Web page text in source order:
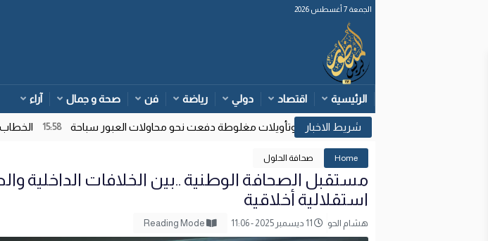
الجمعة 7 أغسطس 2026
الرئيسية اقتصاد دولي رياضة فن صحة و جمال آراء
وزارة الداخلية: قرارات قضائية إسبانية وتأويلات مغلوطة دفعت نحو محاولات العبور سباحة 15:58 الخطاب
Home صحافة الحلول
مستقبل الصحافة الوطنية ..بين الخلافات الداخلية
استقلالية أخلاقية
هشام الحو